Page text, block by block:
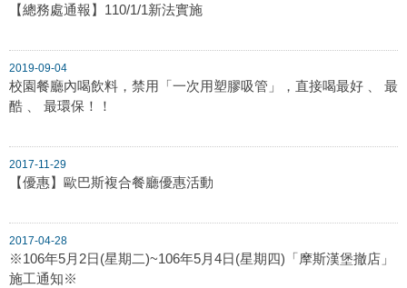
【總務處通報】110/1/1新法實施
2019-09-04
校園餐廳內喝飲料，禁用「一次用塑膠吸管」，直接喝最好 、 最
酷 、 最環保！！
2017-11-29
【優惠】歐巴斯複合餐廳優惠活動
2017-04-28
※106年5月2日(星期二)~106年5月4日(星期四)「摩斯漢堡撤店」
施工通知※